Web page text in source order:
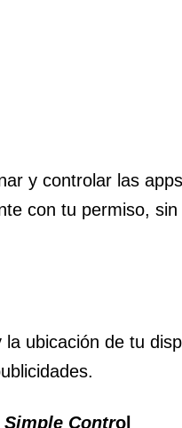
y controlar las
con tu permiso,
ubicación de tu
Simple Control